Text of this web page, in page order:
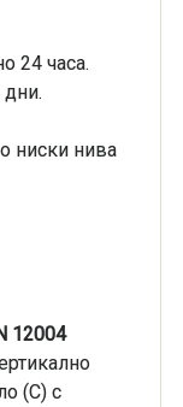
24 часа.
дни.
ниски нива
(C) с